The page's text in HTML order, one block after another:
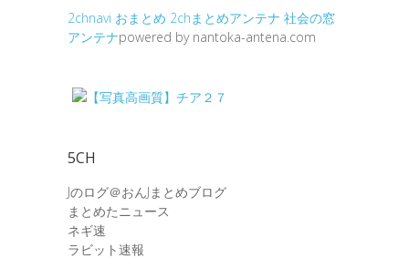
2chnavi おまとめ 2chまとめアンテナ 社会の窓
アンテナpowered by nantoka-antena.com
5CH
Jのログ＠おんJまとめブログ
まとめたニュース
ネギ速
ラビット速報